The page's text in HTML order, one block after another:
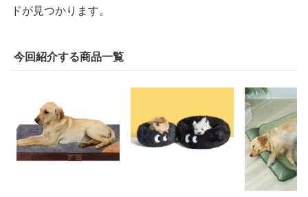
ドが見つかります。
今回紹介する商品一覧